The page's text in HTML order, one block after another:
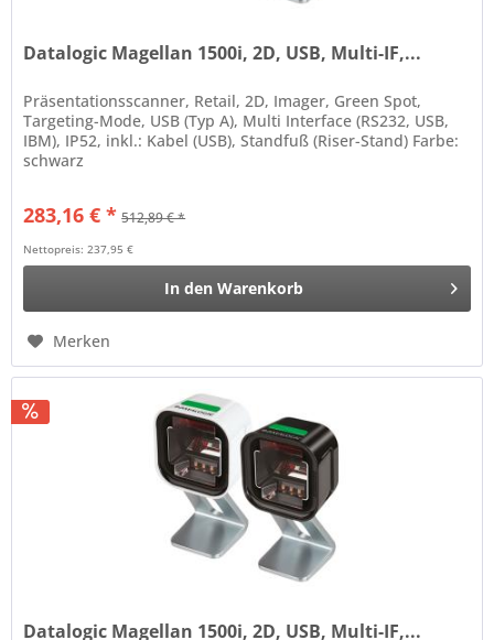
Datalogic Magellan 1500i, 2D, USB, Multi-IF,...
Präsentationsscanner, Retail, 2D, Imager, Green Spot,
Targeting-Mode, USB (Typ A), Multi Interface (RS232, USB,
IBM), IP52, inkl.: Kabel (USB), Standfuß (Riser-Stand) Farbe:
schwarz
283,16 € * 512,89 € *
Nettopreis: 237,95 €
In den Warenkorb
Merken
Datalogic Magellan 1500i, 2D, USB, Multi-IF,...